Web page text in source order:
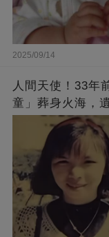
2025/09/14
人間天使！33年
童」葬身火海，
崩：真正的英雄